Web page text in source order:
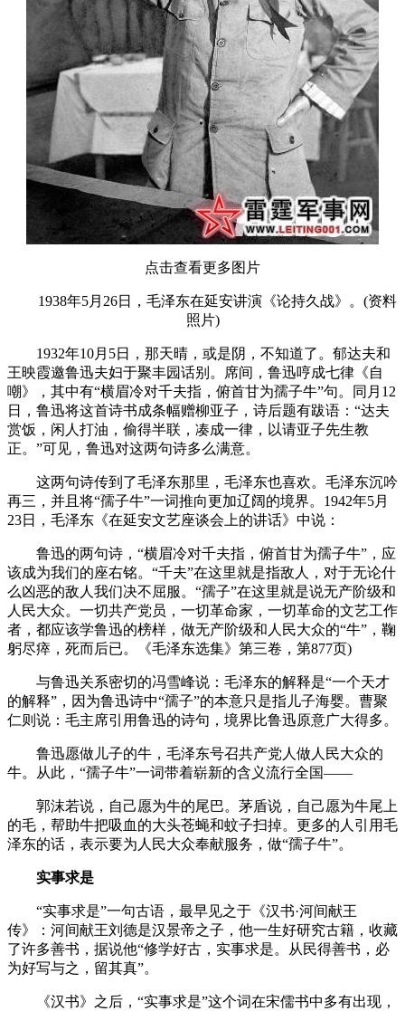
点击查看更多图片
1938年5月26日，毛泽东在延安讲演《论持久战》。(资料
照片)
1932年10月5日，那天晴，或是阴，不知道了。郁达夫和
王映霞邀鲁迅夫妇于聚丰园话别。席间，鲁迅哼成七律《自
嘲》，其中有“横眉冷对千夫指，俯首甘为孺子牛”句。同月12
日，鲁迅将这首诗书成条幅赠柳亚子，诗后题有跋语：“达夫
赏饭，闲人打油，偷得半联，凑成一律，以请亚子先生教
正。”可见，鲁迅对这两句诗多么满意。
这两句诗传到了毛泽东那里，毛泽东也喜欢。毛泽东沉吟
再三，并且将“孺子牛”一词推向更加辽阔的境界。1942年5月
23日，毛泽东《在延安文艺座谈会上的讲话》中说：
鲁迅的两句诗，“横眉冷对千夫指，俯首甘为孺子牛”，应
该成为我们的座右铭。“千夫”在这里就是指敌人，对于无论什
么凶恶的敌人我们决不屈服。“孺子”在这里就是说无产阶级和
人民大众。一切共产党员，一切革命家，一切革命的文艺工作
者，都应该学鲁迅的榜样，做无产阶级和人民大众的“牛”，鞠
躬尽瘁，死而后已。《毛泽东选集》第三卷，第877页)
与鲁迅关系密切的冯雪峰说：毛泽东的解释是“一个天才
的解释”，因为鲁迅诗中“孺子”的本意只是指儿子海婴。曹聚
仁则说：毛主席引用鲁迅的诗句，境界比鲁迅原意广大得多。
鲁迅愿做儿子的牛，毛泽东号召共产党人做人民大众的
牛。从此，“孺子牛”一词带着崭新的含义流行全国——
郭沫若说，自己愿为牛的尾巴。茅盾说，自己愿为牛尾上
的毛，帮助牛把吸血的大头苍蝇和蚊子扫掉。更多的人引用毛
泽东的话，表示要为人民大众奉献服务，做“孺子牛”。
实事求是
“实事求是”一句古语，最早见之于《汉书·河间献王
传》：河间献王刘德是汉景帝之子，他一生好研究古籍，收藏
了许多善书，据说他“修学好古，实事求是。从民得善书，必
为好写与之，留其真”。
《汉书》之后，“实事求是”这个词在宋儒书中多有出现，